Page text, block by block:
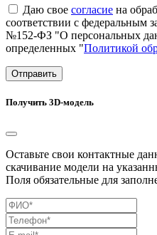
Даю свое согласие на
соответствии с федеральным
№152-ФЗ "О персональных
определенных "Политикой
Отправить
Получить 3D-модель
Оставьте свои контактные
скачивание модели на
Поля обязательные для